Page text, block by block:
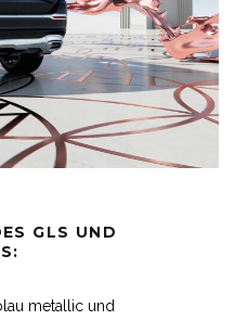
GLS UND
metallic und